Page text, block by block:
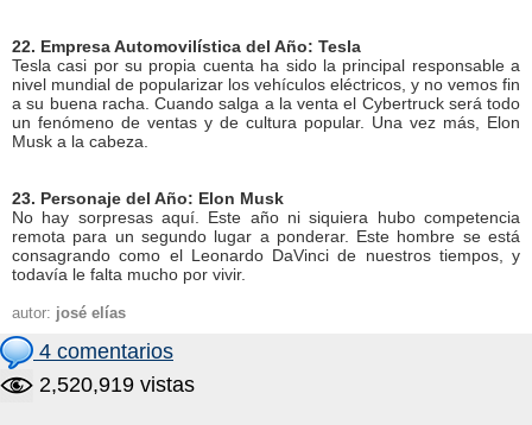
22. Empresa Automovilística del Año: Tesla
Tesla casi por su propia cuenta ha sido la principal responsable a
nivel mundial de popularizar los vehículos eléctricos, y no vemos fin
a su buena racha. Cuando salga a la venta el Cybertruck será todo
un fenómeno de ventas y de cultura popular. Una vez más, Elon
Musk a la cabeza.
23. Personaje del Año: Elon Musk
No hay sorpresas aquí. Este año ni siquiera hubo competencia
remota para un segundo lugar a ponderar. Este hombre se está
consagrando como el Leonardo DaVinci de nuestros tiempos, y
todavía le falta mucho por vivir.
autor: josé elías
4 comentarios
2,520,919 vistas